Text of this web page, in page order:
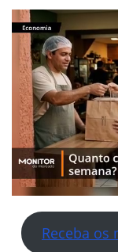
Receba os